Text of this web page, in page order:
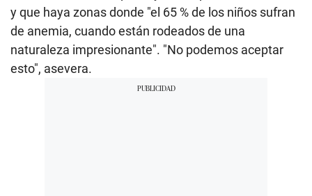
y que haya zonas donde "el 65 % de los niños sufran
de anemia, cuando están rodeados de una
naturaleza impresionante". "No podemos aceptar
esto", asevera.